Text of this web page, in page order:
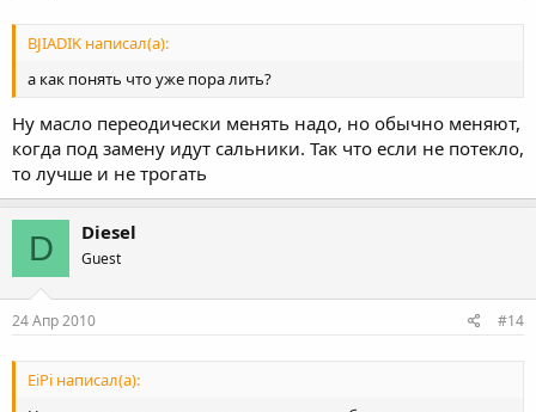
BJIADIK написал(а):
а как понять что уже пора лить?
Ну масло переодически менять надо, но обычно меняют,
когда под замену идут сальники. Так что если не потекло,
то лучше и не трогать
D Diesel
Guest
24 Апр 2010 #14
EiPi написал(а):